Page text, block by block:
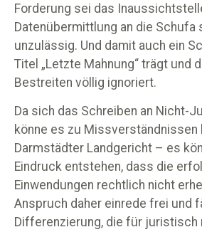
Forderung sei das
Datenübermittlung an die Schufa
unzulässig. Und damit auch ein
Titel „Letzte Mahnung“ trägt und
Bestreiten völlig ignoriert.
Da sich das Schreiben an Nicht-
könne es zu Missverständnissen
Darmstädter Landgericht – es
Eindruck entstehen, dass die
Einwendungen rechtlich nicht
Anspruch daher einrede frei und
Differenzierung, die für juristisch